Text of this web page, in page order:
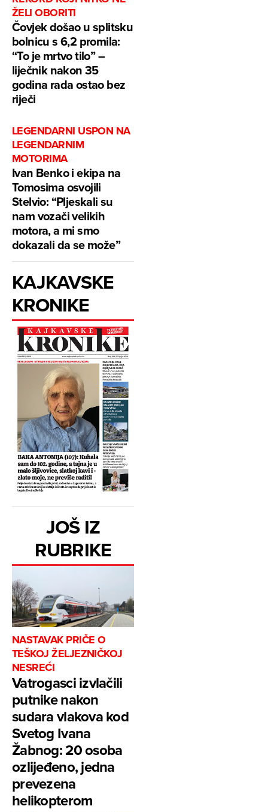
ŽELI OBORITI
Čovjek došao u splitsku
bolnicu s 6,2 promila:
“To je mrtvo tilo” –
liječnik nakon 35
godina rada ostao bez
riječi
LEGENDARNI USPON NA
LEGENDARNIM
MOTORIMA
Ivan Benko i ekipa na
Tomosima osvojili
Stelvio: “Pljeskali su
nam vozači velikih
motora, a mi smo
dokazali da se može”
KAJKAVSKE
KRONIKE
JOŠ IZ
RUBRIKE
NASTAVAK PRIČE O
TEŠKOJ ŽELJEZNIČKOJ
NESREĆI
Vatrogasci izvlačili
putnike nakon
sudara vlakova kod
Svetog Ivana
Žabnog: 20 osoba
ozlijeđeno, jedna
prevezena
helikopterom